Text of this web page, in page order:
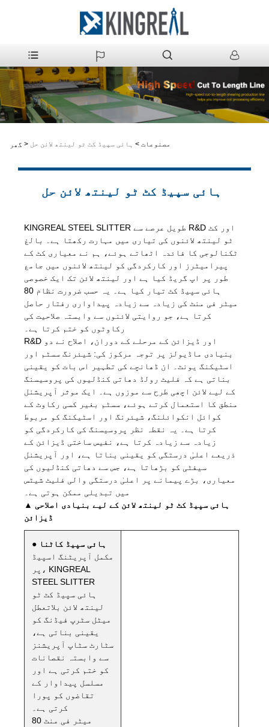
گھر > مصنوعات > ہائی سپیڈ کٹ ٹو لینتھ لائن حل
ہائی سپیڈ کٹ ٹو لینتھ لائن حل
KINGREAL STEEL SLITTER طویل عرصے سے R&D اور کٹ
ٹو لینتھ لائنوں کی تیاری میں مہارت رکھتا ہے۔ بالغ
ٹکنالوجی کا فائدہ اٹھاتے ہوئے، ہم نے معیاری کٹ کے
پیرامیٹرز اور کارکردگی کو لینتھ لائنوں میں جامع
طور پر اپ گریڈ کیا ہے اور لینتھ لائن تک ایک خصوصی
ہائی سپیڈ کٹ تیار کیا ہے۔ یہ حسب ضرورت نظام 80
میٹر فی منٹ کی زیادہ سے زیادہ پیداواری رفتار حاصل
کرتا ہے، جو روایتی لائنوں سے وابستہ صلاحیت کی
رکاوٹوں کو ختم کرتا ہے۔
R&D اور ڈیزائن کے مرحلے کے دوران، اصلاح نے دو
بنیادی ماڈیولز پر توجہ مرکوز کی: شیئرنگ سسٹم اور
اسٹیکنگ یونٹ۔ ان ڈھانچے کی تطہیر اس بات کو یقینی
بناتی ہے کہ فلیٹ رولڈ دھاتی کنڈلیوں کی پروسیسنگ
کے لیے لائن اچھی طرح سے موزوں ہے۔ ایک موثر آپریشنل
منطق کا استعمال کرتے ہوئے، سسٹم بغیر کسی رکاوٹ کے
کوائل انکوائلنگ، شیئرنگ اور اسٹیکنگ کو مربوط
کرتا ہے۔ یہ نقطہ نظر پروسیسنگ کی کارکردگی کو
زیادہ سے زیادہ کرتا ہے، نفیس ساختی ڈیزائن کے
ذریعے اعلیٰ درستگی کو یقینی بناتا ہے، اور آپریشنل
سیفٹی کو بڑھاتا ہے، جس سے دھاتی کنڈلیوں کی
معیاری، بڑے پیمانے پر اعلیٰ درستگی والی فلیٹ شیٹس
میں تبدیلی ممکن ہوتی ہے۔
▲ ہائی سپیڈ کٹ ٹو لینتھ لائن کے لیے بنیادی اصلاحی
ڈیزائن
● ہائی سپیڈ کاٹنا
مکمل آپریٹنگ اسپیڈ
پر، KINGREAL
STEEL SLITTER
ہائی سپیڈ کٹ ٹو
لینتھ لائن بلاتعطل
میٹل سٹرپ فیڈنگ کو
یقینی بناتی ہے،
سٹارٹ سٹاپ آپریشنز
سے وابستہ نقصانات
کو ختم کرتی ہے اور
مسلسل پیداوار کے
تقاضوں کو پورا
کرتی ہے۔
80 میٹر فی منٹ